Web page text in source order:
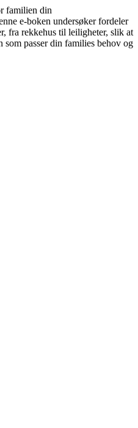
familien din
e-boken undersøker fordeler
fra rekkehus til leiligheter, slik at
passer din families behov og